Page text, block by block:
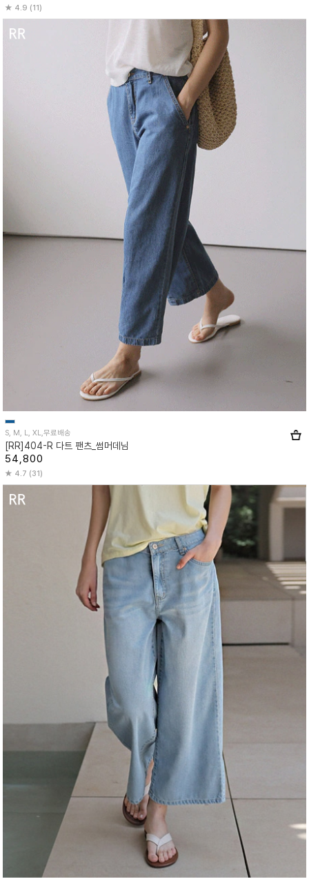
4.9 (11)
S, M, L, XL,무료배송
[RR]404-R 다트 팬츠_썸머데님
54,800
4.7 (31)